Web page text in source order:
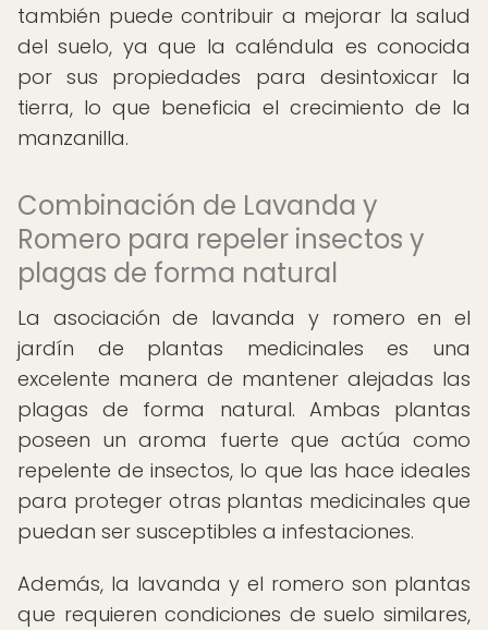
también puede contribuir a mejorar la salud
del suelo, ya que la caléndula es conocida
por sus propiedades para desintoxicar la
tierra, lo que beneficia el crecimiento de la
manzanilla.
Combinación de Lavanda y
Romero para repeler insectos y
plagas de forma natural
La asociación de lavanda y romero en el
jardín de plantas medicinales es una
excelente manera de mantener alejadas las
plagas de forma natural. Ambas plantas
poseen un aroma fuerte que actúa como
repelente de insectos, lo que las hace ideales
para proteger otras plantas medicinales que
puedan ser susceptibles a infestaciones.
Además, la lavanda y el romero son plantas
que requieren condiciones de suelo similares,